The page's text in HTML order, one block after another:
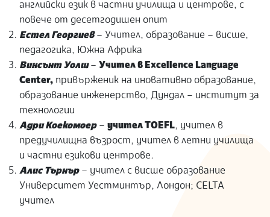
английски език в частни училища и центрове, с
повече от десетгодишен опит
Естел Георгиев– Учител, образование – висше,
педагогика, Южна Африка
Винсънт Уолш– Учител в Excellence Language
Center, привърженик на иновативно образование,
образование инженерство, Дундал – институт за
технологии
Адри Коекомоер–учител TОEFL, учител в
предучилищна възрост, учител в летни училища
и частни езикови центрове.
Алис Търнър– учител с висше образование
Университет Уестминтър, Лондон; СЕLTA
учител